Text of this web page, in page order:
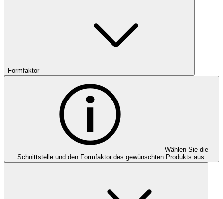
Formfaktor
Wählen Sie die
Schnittstelle und den Formfaktor des gewünschten Produkts aus.